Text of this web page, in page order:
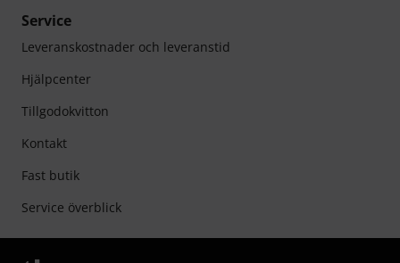
Service
Leveranskostnader och leveranstid
Hjälpcenter
Tillgodokvitton
Kontakt
Fast butik
Service överblick